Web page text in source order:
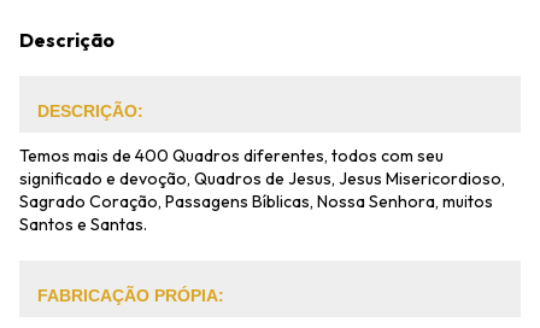
Descrição
DESCRIÇÃO:
Temos mais de 400 Quadros diferentes, todos com seu
significado e devoção, Quadros de Jesus, Jesus Misericordioso,
Sagrado Coração, Passagens Bíblicas, Nossa Senhora, muitos
Santos e Santas.
FABRICAÇÃO PRÓPIA: